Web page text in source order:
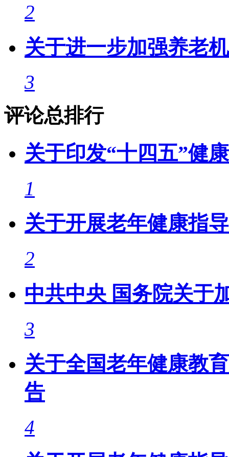
2
关于进一步加强养老
3
评论总排行
关于印发“十四五”健
1
关于开展老年健康指
2
中共中央 国务院关于
3
关于全国老年健康教
告
4